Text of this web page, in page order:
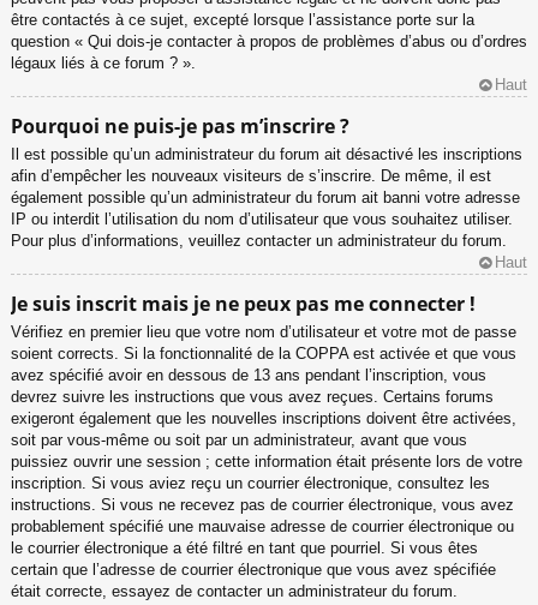
être contactés à ce sujet, excepté lorsque l’assistance porte sur la
question « Qui dois-je contacter à propos de problèmes d’abus ou d’ordres
légaux liés à ce forum ? ».
Haut
Pourquoi ne puis-je pas m’inscrire ?
Il est possible qu’un administrateur du forum ait désactivé les inscriptions
afin d’empêcher les nouveaux visiteurs de s’inscrire. De même, il est
également possible qu’un administrateur du forum ait banni votre adresse
IP ou interdit l’utilisation du nom d’utilisateur que vous souhaitez utiliser.
Pour plus d’informations, veuillez contacter un administrateur du forum.
Haut
Je suis inscrit mais je ne peux pas me connecter !
Vérifiez en premier lieu que votre nom d’utilisateur et votre mot de passe
soient corrects. Si la fonctionnalité de la COPPA est activée et que vous
avez spécifié avoir en dessous de 13 ans pendant l’inscription, vous
devrez suivre les instructions que vous avez reçues. Certains forums
exigeront également que les nouvelles inscriptions doivent être activées,
soit par vous-même ou soit par un administrateur, avant que vous
puissiez ouvrir une session ; cette information était présente lors de votre
inscription. Si vous aviez reçu un courrier électronique, consultez les
instructions. Si vous ne recevez pas de courrier électronique, vous avez
probablement spécifié une mauvaise adresse de courrier électronique ou
le courrier électronique a été filtré en tant que pourriel. Si vous êtes
certain que l’adresse de courrier électronique que vous avez spécifiée
était correcte, essayez de contacter un administrateur du forum.